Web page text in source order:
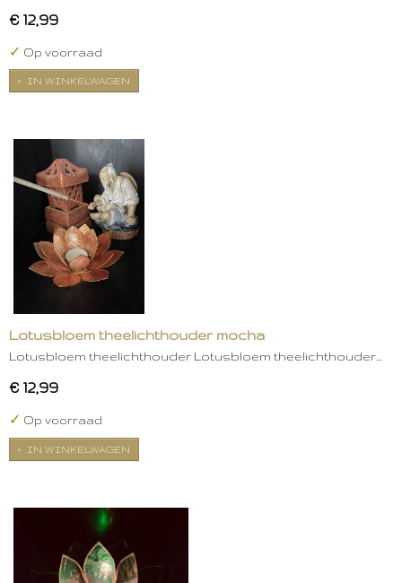
€ 12,99
✓ Op voorraad
IN WINKELWAGEN
Lotusbloem theelichthouder mocha
Lotusbloem theelichthouder Lotusbloem theelichthouder…
€ 12,99
✓ Op voorraad
IN WINKELWAGEN